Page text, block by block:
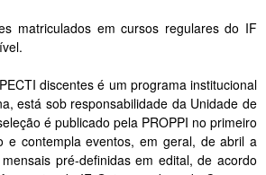
matriculados em cursos regulares do IF
discentes é um programa institucional
está sob responsabilidade da Unidade de
é publicado pela PROPPI no primeiro
e contempla eventos, em geral, de abril a
pré-definidas em edital, de acordo